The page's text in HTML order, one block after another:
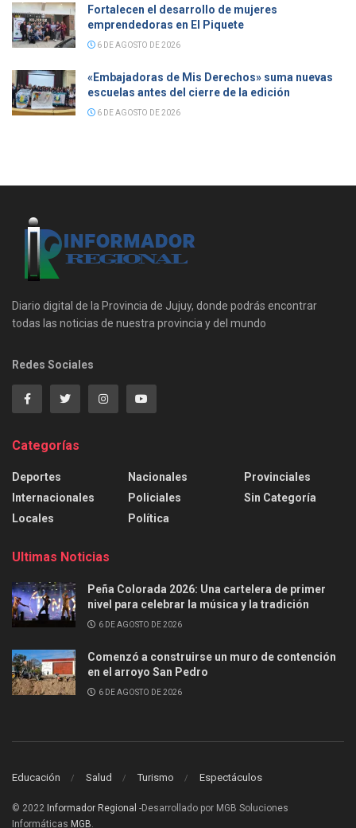
Fortalecen el desarrollo de mujeres
emprendedoras en El Piquete
6 DE AGOSTO DE 2026
«Embajadoras de Mis Derechos» suma nuevas
escuelas antes del cierre de la edición
6 DE AGOSTO DE 2026
Diario digital de la Provincia de Jujuy, donde podrás encontrar
todas las noticias de nuestra provincia y del mundo
Redes Sociales
Categorías
Deportes
Internacionales
Locales
Nacionales
Policiales
Política
Provinciales
Sin Categoría
Ultimas Noticias
Peña Colorada 2026: Una cartelera de primer
nivel para celebrar la música y la tradición
6 DE AGOSTO DE 2026
Comenzó a construirse un muro de contención
en el arroyo San Pedro
6 DE AGOSTO DE 2026
Educación Salud Turismo Espectáculos
© 2022 Informador Regional -Desarrollado por MGB Soluciones
Informáticas MGB.